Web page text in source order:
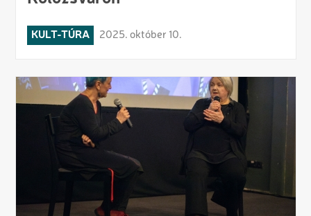
KULT-TÚRA 2025. október 10.